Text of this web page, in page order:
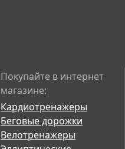
Покупайте в интернет
магазине:
Кардиотренажеры
Беговые дорожки
Велотренажеры